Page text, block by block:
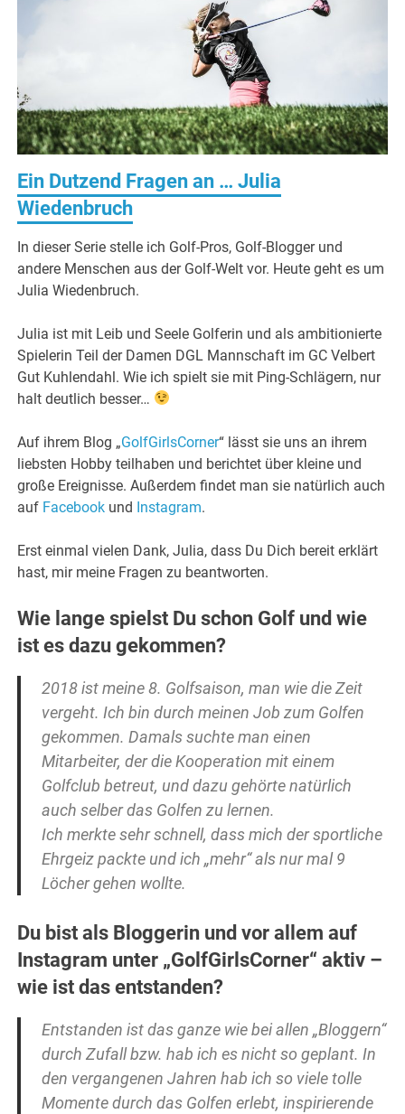
Ein Dutzend Fragen an … Julia
Wiedenbruch
In dieser Serie stelle ich Golf-Pros, Golf-Blogger und
andere Menschen aus der Golf-Welt vor. Heute geht es um
Julia Wiedenbruch.
Julia ist mit Leib und Seele Golferin und als ambitionierte
Spielerin Teil der Damen DGL Mannschaft im GC Velbert
Gut Kuhlendahl. Wie ich spielt sie mit Ping-Schlägern, nur
halt deutlich besser…
Auf ihrem Blog „GolfGirlsCorner“ lässt sie uns an ihrem
liebsten Hobby teilhaben und berichtet über kleine und
große Ereignisse. Außerdem findet man sie natürlich auch
auf Facebook und Instagram.
Erst einmal vielen Dank, Julia, dass Du Dich bereit erklärt
hast, mir meine Fragen zu beantworten.
Wie lange spielst Du schon Golf und wie
ist es dazu gekommen?
2018 ist meine 8. Golfsaison, man wie die Zeit
vergeht. Ich bin durch meinen Job zum Golfen
gekommen. Damals suchte man einen
Mitarbeiter, der die Kooperation mit einem
Golfclub betreut, und dazu gehörte natürlich
auch selber das Golfen zu lernen.
Ich merkte sehr schnell, dass mich der sportliche
Ehrgeiz packte und ich „mehr“ als nur mal 9
Löcher gehen wollte.
Du bist als Bloggerin und vor allem auf
Instagram unter „GolfGirlsCorner“ aktiv –
wie ist das entstanden?
Entstanden ist das ganze wie bei allen „Bloggern“
durch Zufall bzw. hab ich es nicht so geplant. In
den vergangenen Jahren hab ich so viele tolle
Momente durch das Golfen erlebt, inspirierende